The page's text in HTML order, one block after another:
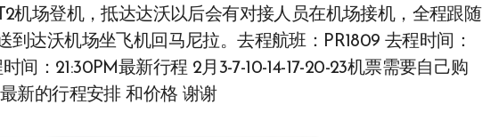
机场登机，抵达达沃以后会有对接人员在机场接机，全程跟随
达沃机场坐飞机回马尼拉。去程航班：PR1809 去程时间：
间：21:30PM最新行程 2月3-7-10-14-17-20-23机票需要自己购
新的行程安排 和价格 谢谢